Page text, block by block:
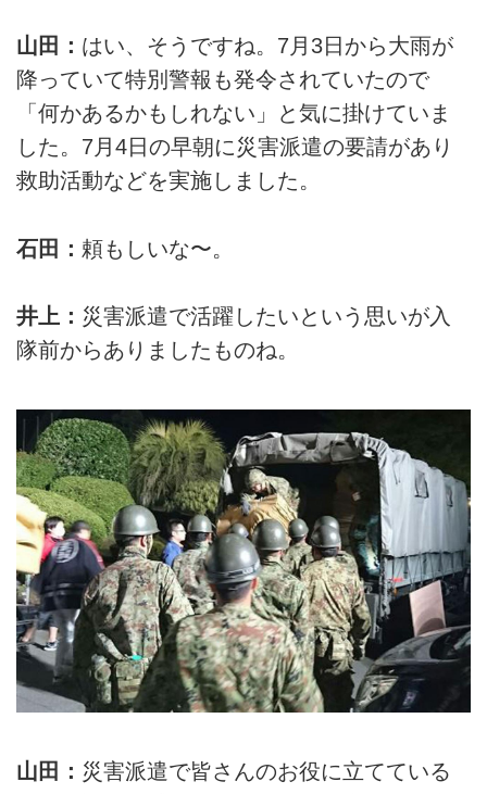
山田： はい、そうですね。7月3日から大雨が
降っていて特別警報も発令されていたので
「何かあるかもしれない」と気に掛けていま
した。7月4日の早朝に災害派遣の要請があり
救助活動などを実施しました。
石田： 頼もしいな〜。
井上： 災害派遣で活躍したいという思いが入
隊前からありましたものね。
山田： 災害派遣で皆さんのお役に立てている